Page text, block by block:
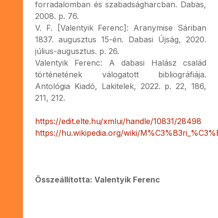
forradalomban és szabadságharcban. Dabas,
2008. p. 76.
V. F. [Valentyik Ferenc]: Aranymise Sáriban
1837. augusztus 15-én. Dabasi Újság, 2020.
július-augusztus. p. 26.
Valentyik Ferenc: A dabasi Halász család
történetének válogatott bibliográfiája.
Antológia Kiadó, Lakitelek, 2022. p. 22, 186,
211, 212.
https://edit.elte.hu/xmlui/handle/10831/28498
https://hu.wikipedia.org/wiki/
Összeállította: Valentyik Ferenc